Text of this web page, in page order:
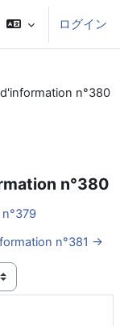
ログイン
n°380
n°380
n°381 →